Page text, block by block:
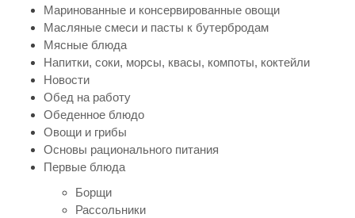
Маринованные и консервированные овощи
Масляные смеси и пасты к бутербродам
Мясные блюда
Напитки, соки, морсы, квасы, компоты, коктейли
Новости
Обед на работу
Обеденное блюдо
Овощи и грибы
Основы рационального питания
Первые блюда
Борщи
Рассольники